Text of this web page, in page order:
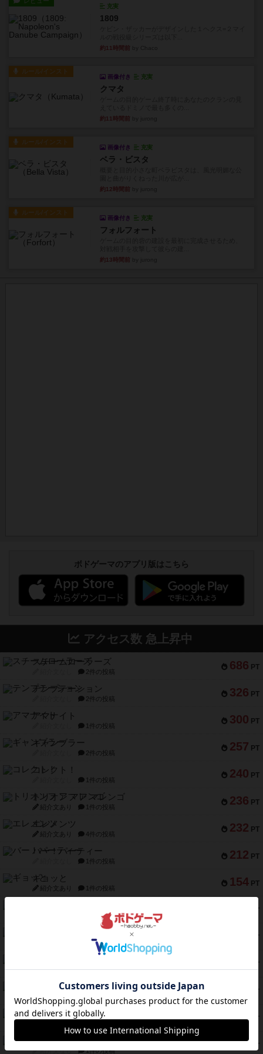
充実
1809
約11時間前
ルール/インスト
画像付き 充実
クマタ
約11時間前
ルール/インスト
画像付き 充実
ベラ・ビスタ
約12時間前
ルール/インスト
画像付き 充実
フォルフォート
約13時間前
ボドゲーマのアプリ版はこちら
アクセス数 急上昇中
686 PT
スチームローラーズ
2件の投稿
326 PT
テンプテーション
2件の投稿
300 PT
アマナイト
1件の投稿
257 PT
ギャンブラー
2件の投稿
240 PT
コレクト！
1件の投稿
236 PT
トリオンフ ア マレンゴ
紹介文あり 1件の投稿
232 PT
エレメンツ
紹介文あり 4件の投稿
212 PT
バー！パーティー
1件の投稿
154 PT
ギョッと
紹介文あり 1件の投稿
PT
1件の投稿
PT
1件の投稿
PT
紹介文あり 4件の投稿
PT
ジャンヌ・ダルク-オルレアン ドロー＆ライト
紹介文なし 5件の投稿
94 PT
ファースト・イン・フライト
88 PT
ダイススローン
紹介文なし 1件の投稿